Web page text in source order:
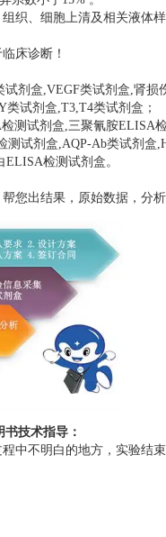
织、细胞上清及相关液体
床诊断！
剂盒,VEGF类试剂盒,肾损
试剂盒,T3,T4类试剂盒；
测试剂盒,三聚氰胺
测试剂盒,AQP-Ab类试剂盒
检测试剂盒。
您出结果，原始数据，分
书技术指导：
中不明白的地方，实验结